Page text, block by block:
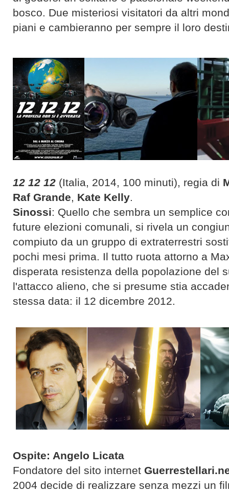
bosco. Due misteriosi visitatori da altri
piani e cambieranno per sempre il loro
12 12 12 (Italia, 2014, 100 minuti), regia di
Raf Grande, Kate Kelly.
Sinossi: Quello che sembra un semplice
future elezioni comunali, si rivela un
compiuto da un gruppo di extraterrestri
pochi mesi prima. Il tutto ruota attorno a
disperata resistenza della popolazione del
l'attacco alieno, che si presume stia
stessa data: il 12 dicembre 2012.
Ospite: Angelo Licata
Fondatore del sito internet
2004 decide di realizzare senza mezzi un